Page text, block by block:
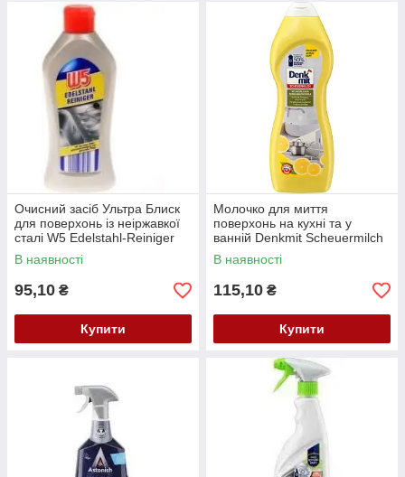
Очисний засіб Ультра Блиск
для поверхонь із неіржавкої
сталі W5 Edelstahl-Reiniger
300 мл.
В наявності
95,10 ₴
Купити
Молочко для миття
поверхонь на кухні та у
ванній Denkmit Scheuermilch
750 мл.
В наявності
115,10 ₴
Купити